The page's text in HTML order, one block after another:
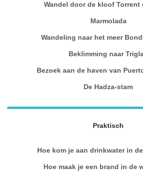
Wandel door de kloof Torrent
Marmolada
Wandeling naar het meer
Beklimming naar
Bezoek aan de haven van
De Hadza-stam
Praktisch
Hoe kom je aan drinkwater in
Hoe maak je een brand in de